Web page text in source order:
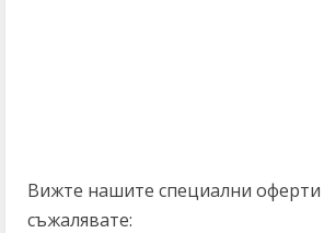
Вижте нашите специални оферти
съжалявате: